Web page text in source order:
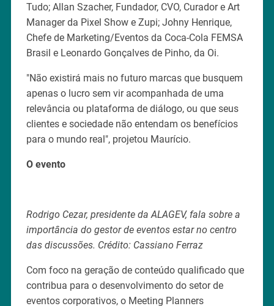
Tudo; Allan Szacher, Fundador, CVO, Curador e Art
Manager da Pixel Show e Zupi; Johny Henrique,
Chefe de Marketing/Eventos da Coca-Cola FEMSA
Brasil e Leonardo Gonçalves de Pinho, da Oi.
"Não existirá mais no futuro marcas que busquem
apenas o lucro sem vir acompanhada de uma
relevância ou plataforma de diálogo, ou que seus
clientes e sociedade não entendam os benefícios
para o mundo real", projetou Maurício.
O evento
Rodrigo Cezar, presidente da ALAGEV, fala sobre a
importância do gestor de eventos estar no centro
das discussões. Crédito: Cassiano Ferraz
Com foco na geração de conteúdo qualificado que
contribua para o desenvolvimento do setor de
eventos corporativos, o Meeting Planners